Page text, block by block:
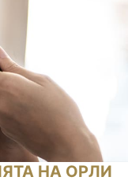
НА ОРЛИ